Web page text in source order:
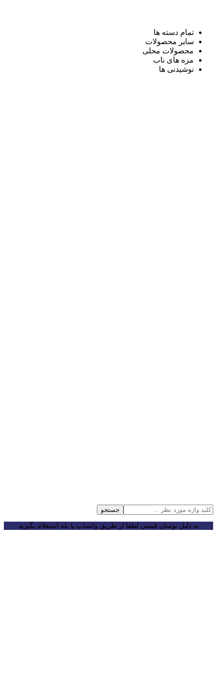
تمام دسته ها
سایر محصولات
محصولات محلی
مزه های ناب
نوشیدنی ها
جستجو
به دلیل نوسان قیمتی لطفا از طریق واتساپ یا بله استعلام بگیرید